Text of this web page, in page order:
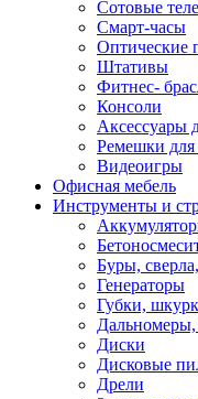
Сотовые
Смарт-часы
Оптические
Штативы
Фитнес-
Консоли
Аксессуары
Ремешки для
Видеоигры
Офисная мебель
Инструменты и
Буры,
Генераторы
Губки,
Диски
Дисковые
Дрели